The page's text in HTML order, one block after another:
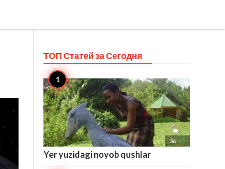
ТОП Статей заСегодня
36 
Yer yuzidagi noyob qushlar